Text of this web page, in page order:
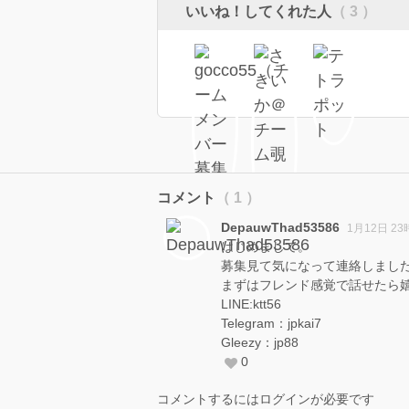
いいね！してくれた人 （ 3 ）
コメント （ 1 ）
DepauwThad53586 1月12日 23
はじめまして。
募集見て気になって連絡しました
まずはフレンド感覚で話せたら
LINE:ktt56
Telegram：jpkai7
Gleezy：jp88
0
コメントするにはログインが必要です